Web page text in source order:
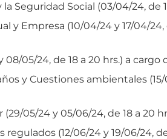
Seguridad Social (03/04/24, de
Empresa (10/04/24 y 17/04/
05/24, de 18 a 20 hrs.) a cargo
y Cuestiones ambientales
05/24 y 05/06/24, de 18 a 20
(12/06/24 y 19/06/24,